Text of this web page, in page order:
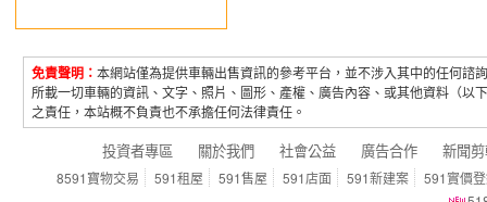
免責聲明： 本網站僅為提供車輛出售資訊的參考平台，並不涉入其中的任何
所載一切車輛的資訊、文字、照片、圖形、產權、廣告內容、或其他資料（
之責任，本站概不負責也不承擔任何法律責任。
投資者專區 關於我們 社會公益 廣告合作 新聞
8591寶物交易 591租屋 591售屋 591店面 591新建案
591實價